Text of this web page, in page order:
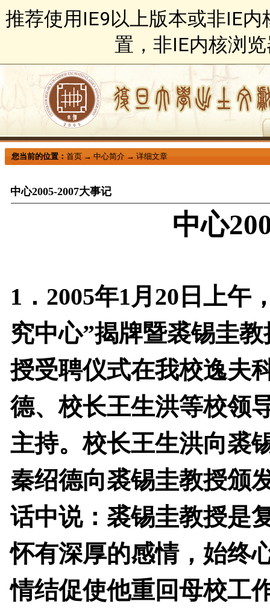
推荐使用IE9以上版本或非IE
置，非IE内核浏
您当前的位置：首页 →中心简介 →详细文章
中心2005-2007大事记
中心
1 ． 2005年1月 20 日上午
究中心”揭牌暨裘锡圭
授受聘仪式在我校逸夫
德、校长王生洪等校领
主持。校长王生洪向裘
秦绍德向裘锡圭教授颁
话中说：裘锡圭教授是
怀有深厚的感情，始终
情结促使他重回母校工